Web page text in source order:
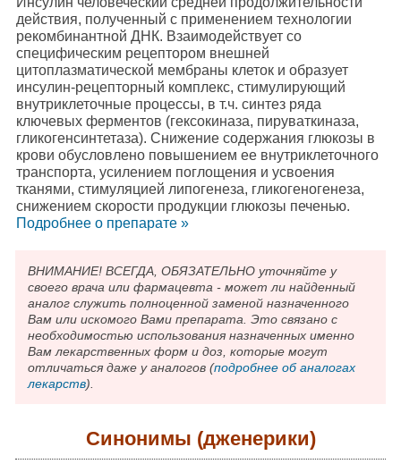
действия, полученный с применением технологии
рекомбинантной ДНК. Взаимодействует со
специфическим рецептором внешней
цитоплазматической мембраны клеток и образует
инсулин-рецепторный комплекс, стимулирующий
внутриклеточные процессы, в т.ч. синтез ряда
ключевых ферментов (гексокиназа, пируваткиназа,
гликогенсинтетаза). Снижение содержания глюкозы в
крови обусловлено повышением ее внутриклеточного
транспорта, усилением поглощения и усвоения
тканями, стимуляцией липогенеза, гликогеногенеза,
снижением скорости продукции глюкозы печенью.
Подробнee о препарате »
ВНИМАНИЕ! ВСЕГДА, ОБЯЗАТЕЛЬНО уточняйте у
своего врача или фармацевта - может ли найденный
аналог служить полноценной заменой назначенного
Вам или искомого Вами препарата. Это связано с
необходимостью использования назначенных именно
Вам лекарственных форм и доз, которые могут
отличаться даже у аналогов (подробнее об аналогах
лекарств).
Синонимы (дженерики)